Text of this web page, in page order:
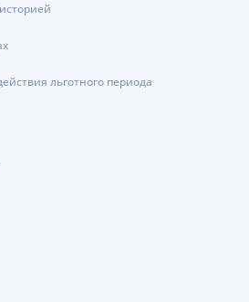
льготного периода